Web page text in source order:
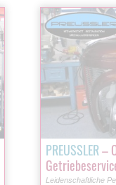
PREUSSLER–
Leidenschaftliche